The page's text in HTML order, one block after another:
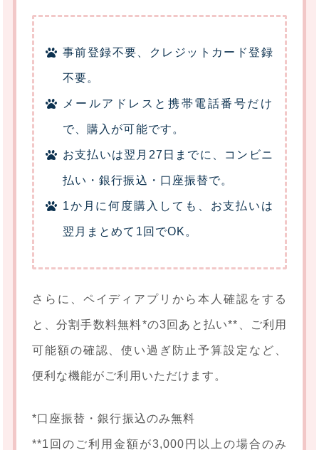
事前登録不要、クレジットカード登録
不要。
メールアドレスと携帯電話番号だけ
で、購入が可能です。
お支払いは翌月27日までに、コンビニ
払い・銀行振込・口座振替で。
1か月に何度購入しても、お支払いは
翌月まとめて1回でOK。
さらに、ペイディアプリから本人確認をする
と、分割手数料無料*の3回あと払い**、ご利用
可能額の確認、使い過ぎ防止予算設定など、
便利な機能がご利用いただけます。
*口座振替・銀行振込のみ無料
**1回のご利用金額が3,000円以上の場合のみ